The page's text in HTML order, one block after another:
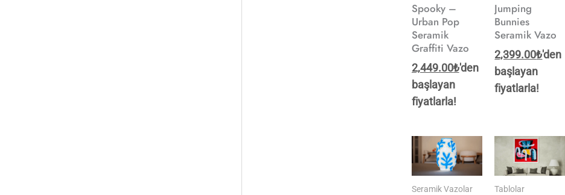
Spooky –
Urban Pop
Seramik
Graffiti Vazo
2,449.00₺'den
başlayan
fiyatlarla!
Jumping
Bunnies
Seramik Vazo
2,399.00₺'den
başlayan
fiyatlarla!
Seramik Vazolar Tablolar